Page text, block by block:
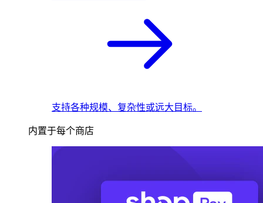
支持各种规模、复杂性或远大目标。
内置于每个商店